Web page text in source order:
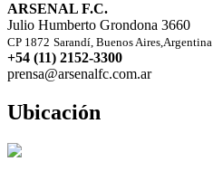
ARSENAL F.C.
Julio Humberto Grondona 3660
CP 1872 Sarandí, Buenos Aires,Argentina
+54 (11) 2152-3300
prensa@arsenalfc.com.ar
Ubicación